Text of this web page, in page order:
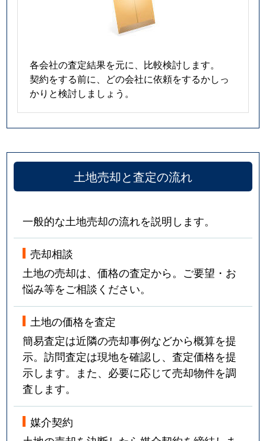
各会社の査定結果を元に、比較検討します。
契約をする前に、どの会社に依頼をするかしっ
かりと検討しましょう。
土地売却と査定の流れ
一般的な土地売却の流れを説明します。
売却相談
土地の売却は、価格の査定から。ご要望・お
悩み等をご相談ください。
土地の価格を査定
簡易査定は近隣の売却事例などから概算を提
示。訪問査定は現地を確認し、査定価格を提
示します。また、必要に応じて売却物件を調
査します。
媒介契約